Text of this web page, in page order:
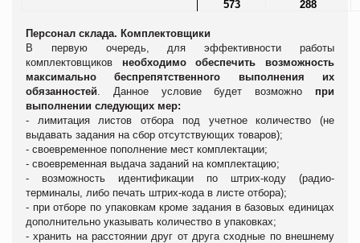
573
288
Персонал склада. Комплектовщики
В первую очередь, для эффективности работы
комплектовщиков необходимо обеспечить возможность
максимально беспрепятственного выполнения их
обязанностей . Данное условие будет возможно при
выполнении следующих мер:
- лимитация листов отбора под учетное количество (не
выдавать задания на сбор отсутствующих товаров);
- своевременное пополнение мест комплектации;
- своевременная выдача заданий на комплектацию;
- возможность идентификации по штрих-коду (радио-
терминалы, либо печать штрих-кода в листе отбора);
- при отборе по упаковкам кроме задания в базовых единицах
дополнительно указывать количество в упаковках;
- хранить на расстоянии друг от друга сходные по внешнему